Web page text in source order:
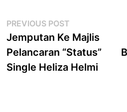
Post
navigation
PREVIOUS POST
post:
Jemputan Ke Majlis
Pelancaran “Status”
Single Heliza Helmi